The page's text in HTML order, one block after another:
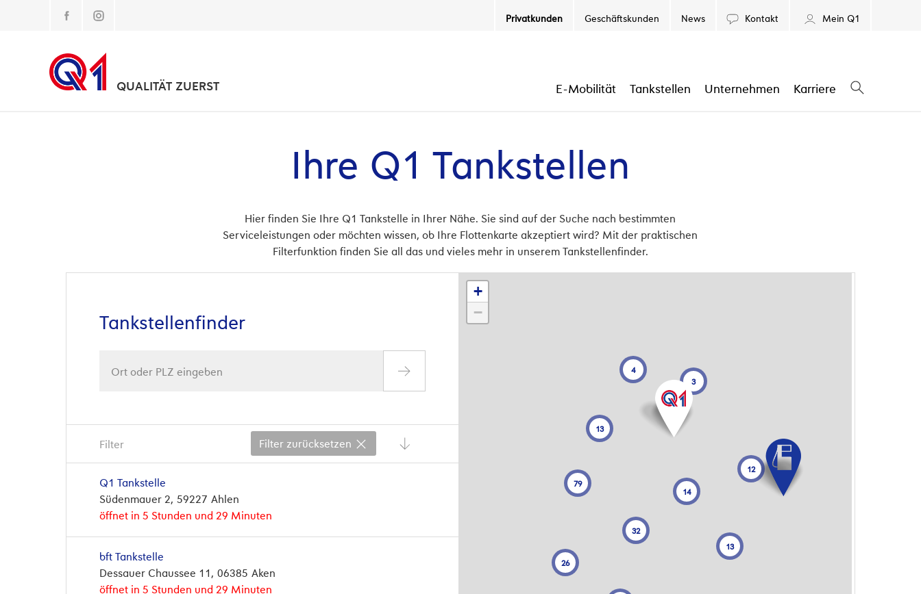
Secondary
Privatkunden Geschäftskunden News Kontakt Mein Q1
E-Mobilität Tankstellen Unternehmen Karriere
QUALITÄT ZUERST
Ihre Q1 Tankstellen
Hier finden Sie Ihre Q1 Tankstelle in Ihrer Nähe. Sie sind auf der Suche nach bestimmten
Serviceleistungen oder möchten wissen, ob Ihre Flottenkarte akzeptiert wird? Mit der praktischen
Filterfunktion finden Sie all das und vieles mehr in unserem Tankstellenfinder.
Tankstellenfinder
Filter zurücksetzen
Filter
Q1 Tankstelle
Südenmauer 2 59227 Ahlen
öffnet in 5 Stunden und 29 Minuten
bft Tankstelle
Dessauer Chaussee 11 06385 Aken
öffnet in 5 Stunden und 29 Minuten
3
4
13
32
13
12
26
14
79
+
−